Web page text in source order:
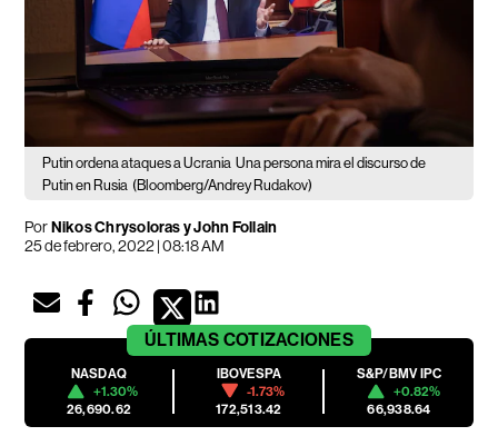
Putin ordena ataques a Ucrania Una persona mira el discurso de
Putin en Rusia (Bloomberg/Andrey Rudakov)
PorNikos Chrysoloras y John Follain
25 de febrero, 2022 | 08:18 AM
ÚLTIMAS COTIZACIONES
NASDAQ
+1.30%
26,690.62
IBOVESPA
-1.73%
172,513.42
S&P/BMV IPC
+0.82%
66,938.64